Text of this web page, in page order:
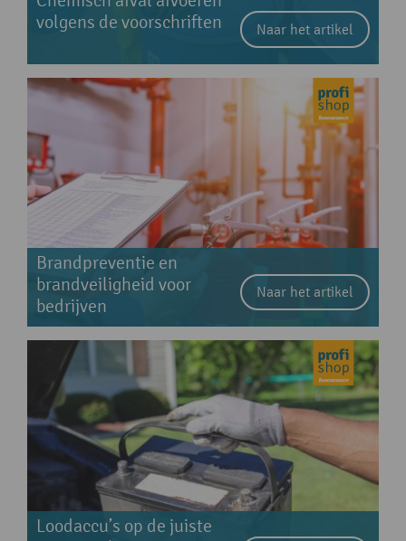
volgens de voorschriften
Naar het artikel
Brandpreventie en
brandveiligheid voor
bedrijven
Naar het artikel
Loodaccu’s op de juiste